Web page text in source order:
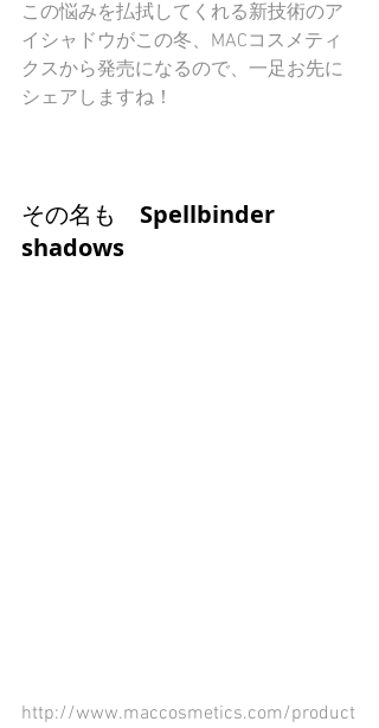
この悩みを払拭してくれる新技術のア
イシャドウがこの冬、MACコスメティ
クスから発売になるので、一足お先に
シェアしますね！
その名も Spellbinder
shadows
http://www.maccosmetics.com/product